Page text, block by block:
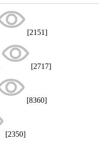
[2151]
[2717]
[8360]
[2350]